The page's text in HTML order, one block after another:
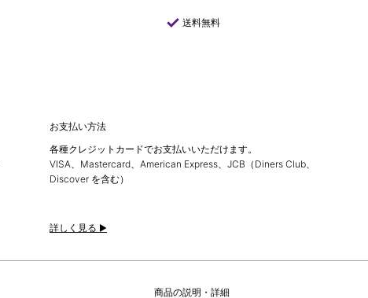
check 送料無料
お支払い方法
各種クレジットカードでお支払いいただけます。
VISA、Mastercard、American Express、JCB（Diners Club、
Discover を含む）
詳しく見る
商品の説明・詳細